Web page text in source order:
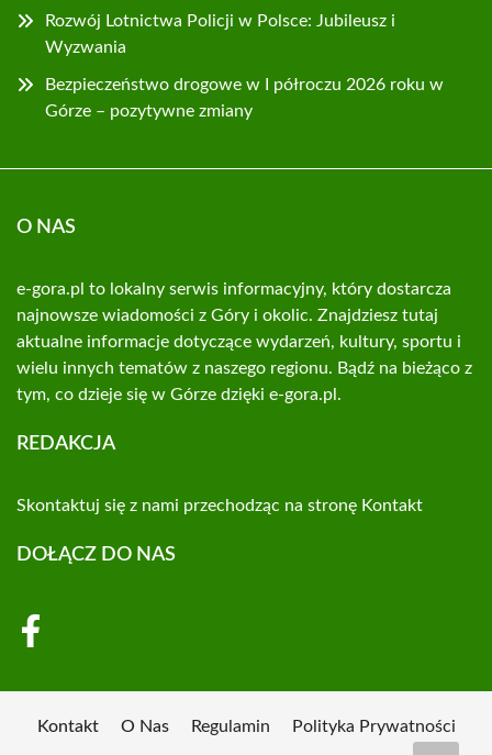
Rozwój Lotnictwa Policji w Polsce: Jubileusz i
Wyzwania
Bezpieczeństwo drogowe w I półroczu 2026 roku w
Górze – pozytywne zmiany
O NAS
e-gora.pl to lokalny serwis informacyjny, który dostarcza
najnowsze wiadomości z Góry i okolic. Znajdziesz tutaj
aktualne informacje dotyczące wydarzeń, kultury, sportu i
wielu innych tematów z naszego regionu. Bądź na bieżąco z
tym, co dzieje się w Górze dzięki e-gora.pl.
REDAKCJA
Skontaktuj się z nami przechodząc na stronę Kontakt
DOŁĄCZ DO NAS
Kontakt O Nas Regulamin Polityka Prywatności